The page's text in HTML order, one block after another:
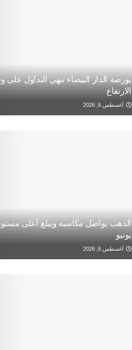
بورصة الدار البيضاء تنهي التداول على
الارتفاع
أغسطس 6, 2026
الذهب يواصل مكاسبه ويبلغ أعلى
يونيو
أغسطس 6, 2026